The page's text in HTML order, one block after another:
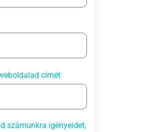
címét
számunkra igényeidet,